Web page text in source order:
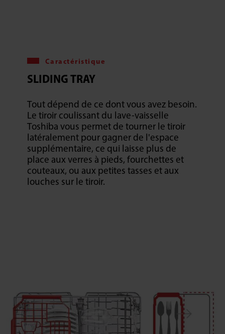
Caractéristique
SLIDING TRAY
Tout dépend de ce dont vous avez besoin.
Le tiroir coulissant du lave-vaisselle
Toshiba vous permet de tourner le tiroir
latéralement pour gagner de l'espace
supplémentaire, ce qui laisse plus de
place aux verres à pieds, fourchettes et
couteaux, ou aux petites tasses et aux
louches sur le tiroir.